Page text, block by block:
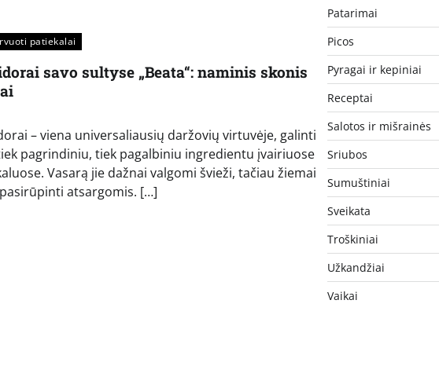
patiekalai
savo sultyse „Beata“: naminis skonis
– viena universaliausių daržovių virtuvėje, galinti
pagrindiniu, tiek pagalbiniu ingredientu įvairiuose
Vasarą jie dažnai valgomi švieži, tačiau žiemai
atsargomis. […]
Patarimai
Picos
Pyragai ir kepiniai
Receptai
Salotos ir mišrainės
Sriubos
Sumuštiniai
Sveikata
Troškiniai
Užkandžiai
Vaikai